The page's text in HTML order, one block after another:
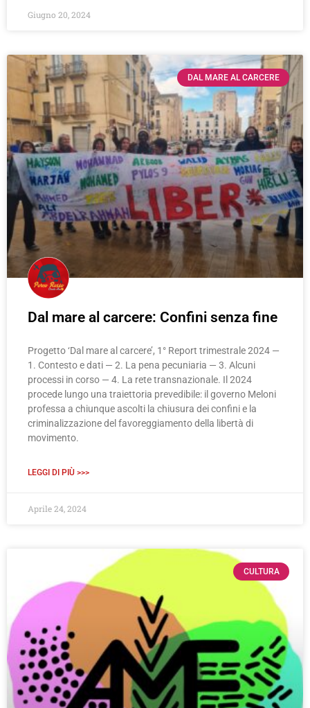
Giugno 20, 2024
DAL MARE AL CARCERE
Dal mare al carcere: Confini senza fine
Progetto ‘Dal mare al carcere’, 1° Report trimestrale 2024 —
1. Contesto e dati — 2. La pena pecuniaria — 3. Alcuni
processi in corso — 4. La rete transnazionale. Il 2024
procede lungo una traiettoria prevedibile: il governo Meloni
professa a chiunque ascolti la chiusura dei confini e la
criminalizzazione del favoreggiamento della libertà di
movimento.
LEGGI DI PIÙ >>>
Aprile 24, 2024
CULTURA